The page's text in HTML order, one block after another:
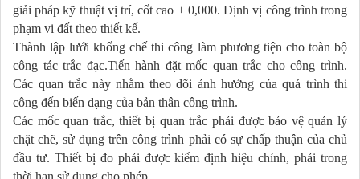
giải pháp kỹ thuật vị trí, cốt cao ± 0,000. Định vị công trình trong
phạm vi đất theo thiết kế.
Thành lập lưới khống chế thi công làm phương tiện cho toàn bộ
công tác trắc đạc.Tiến hành đặt mốc quan trắc cho công trình.
Các quan trắc này nhằm theo dõi ảnh hưởng của quá trình thi
công đến biến dạng của bản thân công trình.
Các mốc quan trắc, thiết bị quan trắc phải được bảo vệ quản lý
chặt chẽ, sử dụng trên công trình phải có sự chấp thuận của chủ
đầu tư. Thiết bị đo phải được kiểm định hiệu chỉnh, phải trong